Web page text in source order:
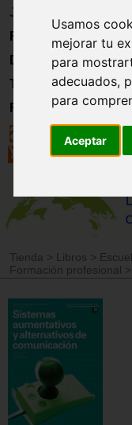
Usamos
mejorar tu
para
adecuados,
para
Aceptar
Juguetes
Formación
Directorio
Trabajo
Registro
Tienda > Libros >
Formación profesional >